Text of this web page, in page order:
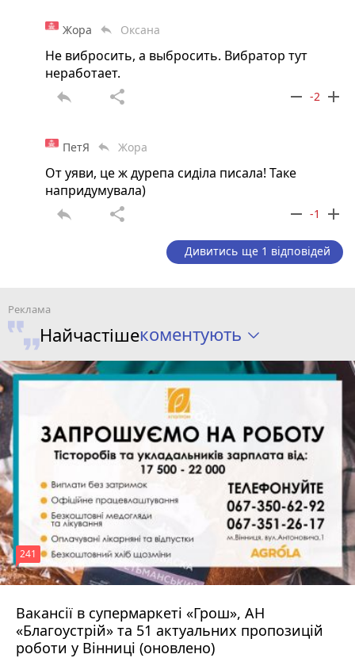
Жора reply Оксана
Не вибросить, а выбросить. Вибратор тут
неработает.
reply share remove -2 add
ПетЯ reply Жора
От уяви, це ж дурепа сиділа писала! Таке
напридумувала)
reply share remove -1 add
Дивитись ще 1 відповідей
Найчастішекоментують
Вакансії в супермаркеті «Грош», АН
«Благоустрій» та 51 актуальних пропозицій
роботи у Вінниці (оновлено)
241
4 серпня 2026 р.